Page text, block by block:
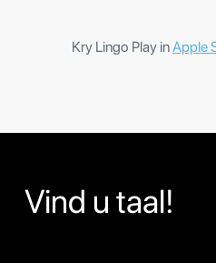
Kry Lingo Play inApple
Vind u taal!